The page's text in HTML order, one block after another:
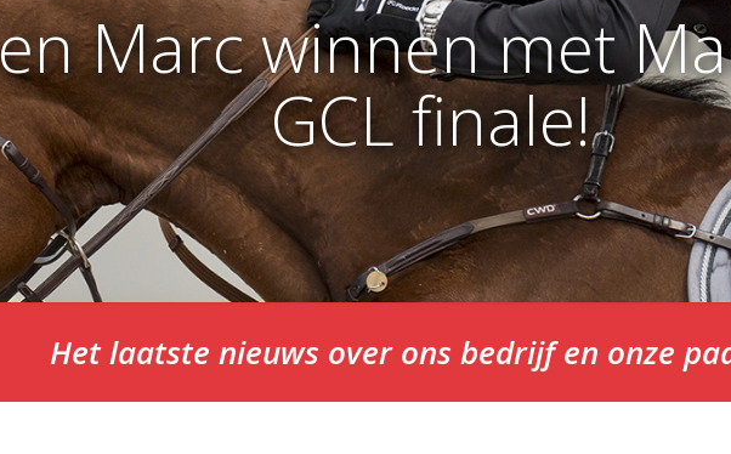
Marc winnen met
GCL finale!
Het laatste nieuws over ons bedrijf en onze